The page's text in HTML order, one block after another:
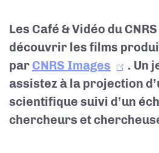
Les Café & Vidéo du
découvrir les films
par CNRS Images
. Un
assistez à la projection
scientifique suivi d’un
chercheurs et